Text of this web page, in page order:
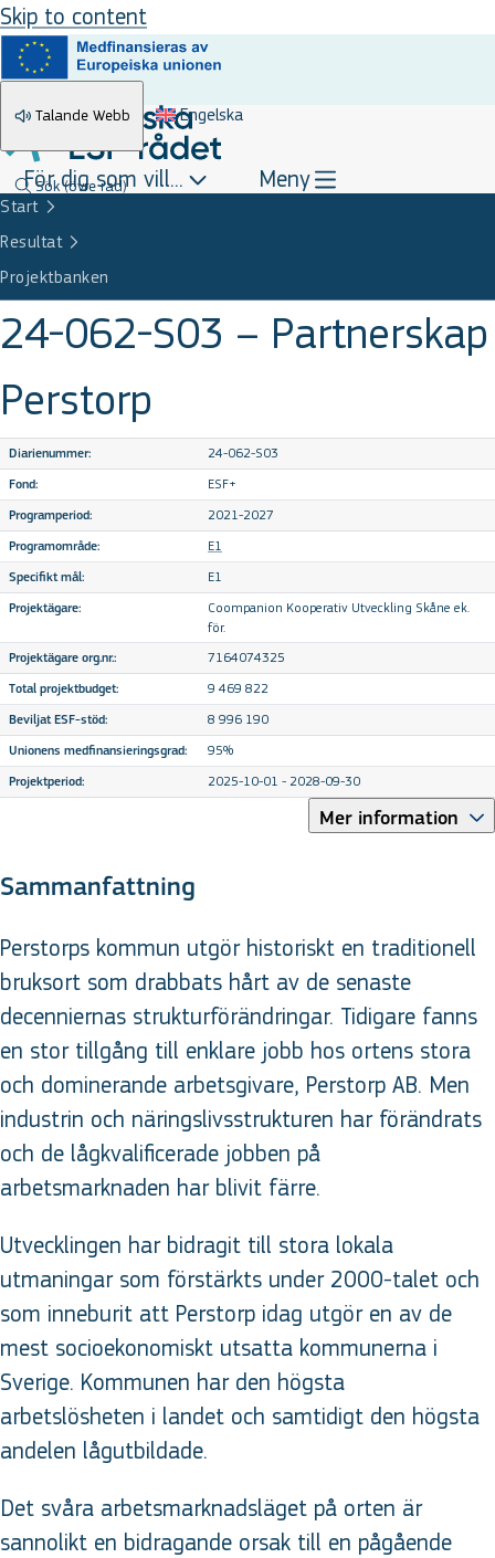
Skip to content
Talande Webb Engelska
Sök(övre rad)
För dig som vill... Meny
Start
Resultat
Projektbanken
24-062-S03 – Partnerskap
Perstorp
Diarienummer: 24-062-S03
Fond: ESF+
Programperiod: 2021-2027
Programområde: E1
Specifikt mål: E1
Projektägare:
Coompanion Kooperativ Utveckling Skåne ek.
för.
Projektägare org.nr.: 7164074325
Total projektbudget: 9 469 822
Beviljat ESF-stöd: 8 996 190
Unionens medfinansieringsgrad: 95%
Projektperiod: 2025-10-01 - 2028-09-30
Mer information
Sammanfattning
Perstorps kommun utgör historiskt en traditionell
bruksort som drabbats hårt av de senaste
decenniernas strukturförändringar. Tidigare fanns
en stor tillgång till enklare jobb hos ortens stora
och dominerande arbetsgivare, Perstorp AB. Men
industrin och näringslivsstrukturen har förändrats
och de lågkvalificerade jobben på
arbetsmarknaden har blivit färre.
Utvecklingen har bidragit till stora lokala
utmaningar som förstärkts under 2000-talet och
som inneburit att Perstorp idag utgör en av de
mest socioekonomiskt utsatta kommunerna i
Sverige. Kommunen har den högsta
arbetslösheten i landet och samtidigt den högsta
andelen lågutbildade.
Det svåra arbetsmarknadsläget på orten är
sannolikt en bidragande orsak till en pågående